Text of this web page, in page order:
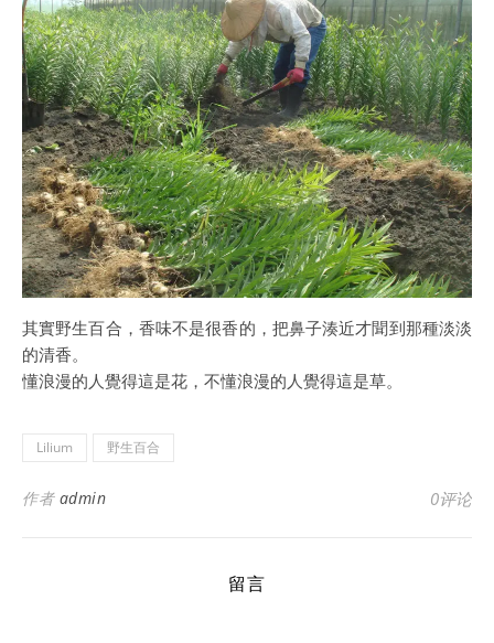
其實野生百合，香味不是很香的，把鼻子湊近才聞到那種淡淡
的清香。
懂浪漫的人覺得這是花，不懂浪漫的人覺得這是草。
Lilium 野生百合
作者 admin 0评论
留言